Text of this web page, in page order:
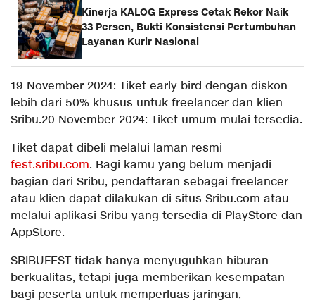
Kinerja KALOG Express Cetak Rekor Naik
33 Persen, Bukti Konsistensi Pertumbuhan
Layanan Kurir Nasional
19 November 2024: Tiket early bird dengan diskon
lebih dari 50% khusus untuk freelancer dan klien
Sribu.20 November 2024: Tiket umum mulai tersedia.
Tiket dapat dibeli melalui laman resmi
fest.sribu.com. Bagi kamu yang belum menjadi
bagian dari Sribu, pendaftaran sebagai freelancer
atau klien dapat dilakukan di situs Sribu.com atau
melalui aplikasi Sribu yang tersedia di PlayStore dan
AppStore.
SRIBUFEST tidak hanya menyuguhkan hiburan
berkualitas, tetapi juga memberikan kesempatan
bagi peserta untuk memperluas jaringan,